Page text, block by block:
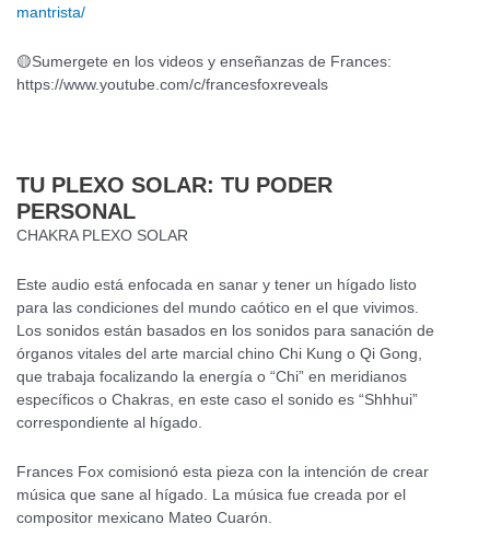
mantrista/
🟡Sumergete en los videos y enseñanzas de Frances:
https://www.youtube.com/c/francesfoxreveals
TU PLEXO SOLAR: TU PODER
PERSONAL
CHAKRA PLEXO SOLAR
Este audio está enfocada en sanar y tener un hígado listo
para las condiciones del mundo caótico en el que vivimos.
Los sonidos están basados en los sonidos para sanación de
órganos vitales del arte marcial chino Chi Kung o Qi Gong,
que trabaja focalizando la energía o “Chi” en meridianos
específicos o Chakras, en este caso el sonido es “Shhhui”
correspondiente al hígado.
Frances Fox comisionó esta pieza con la intención de crear
música que sane al hígado. La música fue creada por el
compositor mexicano Mateo Cuarón.